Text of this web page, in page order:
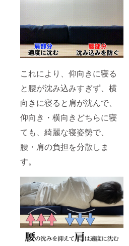
これにより、仰向きに寝る
と腰が沈み込みすぎず、横
向きに寝ると肩が沈んで、
仰向き・横向きどちらに寝
ても、綺麗な寝姿勢で、
腰・肩の負担を分散しま
す。